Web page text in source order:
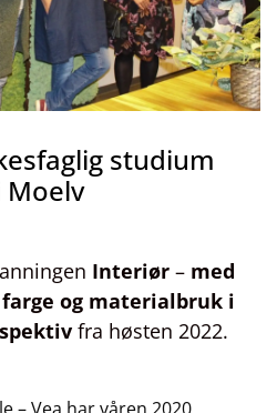
studium
Interiør – med
og materialbruk i
fra høsten 2022.